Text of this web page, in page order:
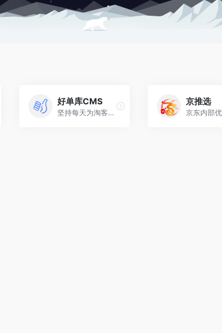
好单库CMS
坚持每天为淘客提供全网最优质精选领券优惠券信息。
京推选